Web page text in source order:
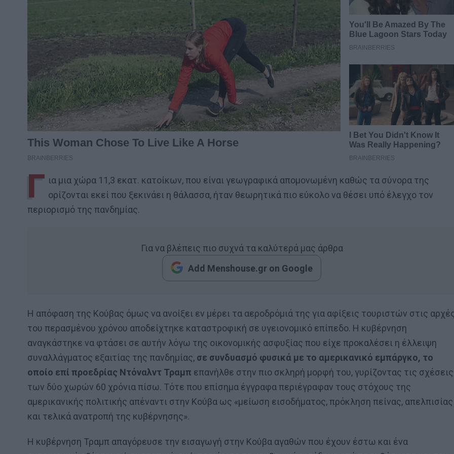
Γ ια μια χώρα 11,3 εκατ. κατοίκων, που είναι γεωγραφικά απομονωμένη καθώς τα σύνορα της
ορίζονται εκεί που ξεκινάει η θάλασσα, ήταν θεωρητικά πιο εύκολο να θέσει υπό έλεγχο τον
περιορισμό της πανδημίας.
Για να βλέπεις πιο συχνά τα καλύτερά μας άρθρα
Add Menshouse.gr on Google
Η απόφαση της Κούβας όμως να ανοίξει εν μέρει τα αεροδρόμιά της για αφίξεις τουριστών στις
του περασμένου χρόνου αποδείχτηκε καταστροφική σε υγειονομικό επίπεδο. Η κυβέρνηση
αναγκάστηκε να φτάσει σε αυτήν λόγω της οικονομικής ασφυξίας που είχε προκαλέσει η έλλειψη
συναλλάγματος εξαιτίας της πανδημίας, σε συνδυασμό φυσικά με το αμερικανικό εμπάργκο, το
οποίο επί προεδρίας Ντόναλντ Τραμπ επανήλθε στην πιο σκληρή μορφή του, γυρίζοντας τις σχέσεις
των δύο χωρών 60 χρόνια πίσω. Τότε που επίσημα έγγραφα περιέγραφαν τους στόχους της
αμερικανικής πολιτικής απέναντι στην Κούβα ως «μείωση εισοδήματος, πρόκληση πείνας, απελπισίας
και τελικά ανατροπή της κυβέρνησης».
Η κυβέρνηση Τραμπ απαγόρευσε την εισαγωγή στην Κούβα αγαθών που έχουν έστω και ένα